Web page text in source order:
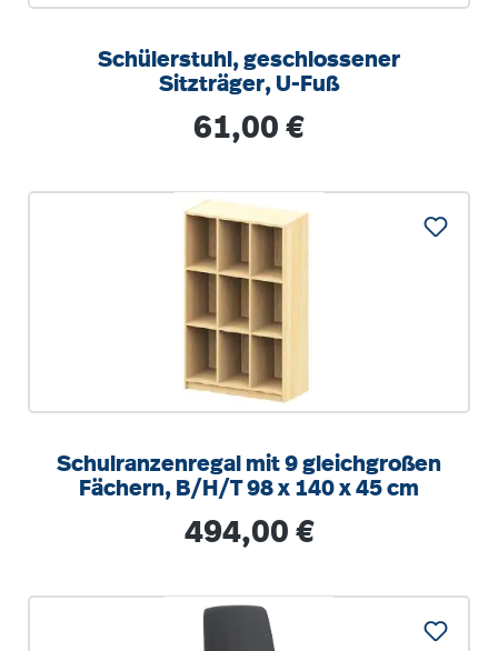
Schülerstuhl, geschlossener
Sitzträger, U-Fuß
Regulärer Preis:
61,00 €
Schulranzenregal mit 9 gleichgroßen
Fächern, B/H/T 98 x 140 x 45 cm
Regulärer Preis:
494,00 €